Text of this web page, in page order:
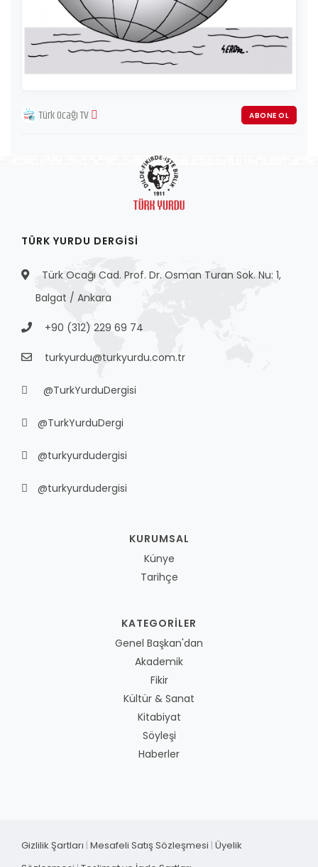
Türk Ocağı TV ABONE OL
TÜRK YURDU DERGISI
Türk Ocağı Cad. Prof. Dr. Osman Turan Sok. Nu: 1,
Balgat / Ankara
+90 (312) 229 69 74
turkyurdu@turkyurdu.com.tr
@TurkYurduDergisi
@TurkYurduDergi
@turkyurdudergisi
@turkyurdudergisi
KURUMSAL
Künye
Tarihçe
KATEGORILER
Genel Başkan'dan
Akademik
Fikir
Kültür & Sanat
Kitabiyat
Söyleşi
Haberler
Gizlilik Şartları | Mesafeli Satış Sözleşmesi | Üyelik